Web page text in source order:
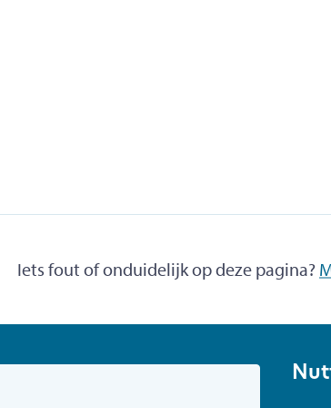
Iets fout of onduidelijk op deze pagina?